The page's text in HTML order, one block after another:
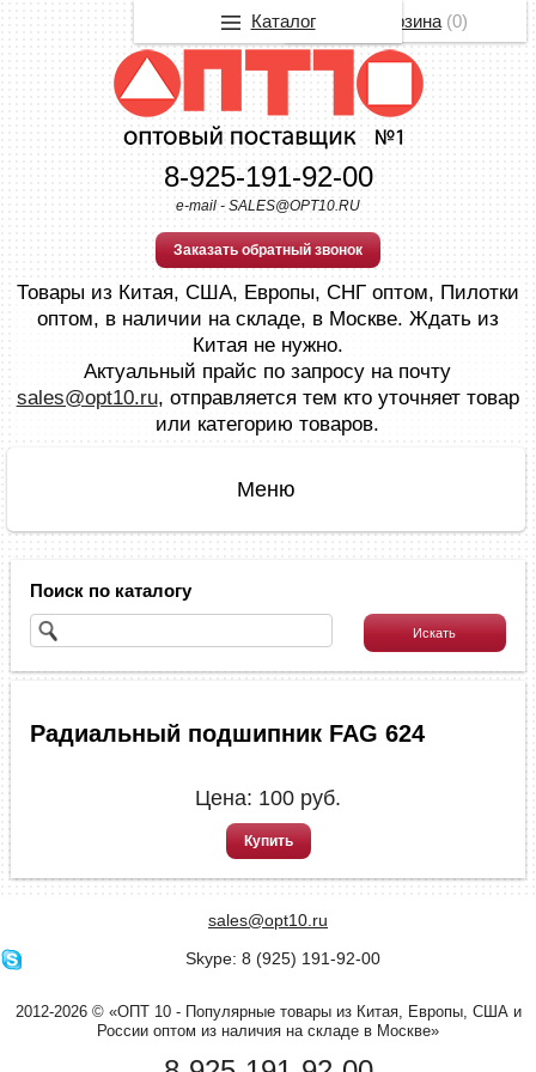
8-925-191-92-00
e-mail - SALES@OPT10.RU
Заказать обратный звонок
Товары из Китая, США, Европы, СНГ оптом, Пилотки
оптом, в наличии на складе, в Москве. Ждать из
Китая не нужно.
Актуальный прайс по запросу на почту
sales@opt10.ru, отправляется тем кто уточняет товар
или категорию товаров.
Поиск по каталогу
Радиальный подшипник FAG 624
Цена: 100 руб.
Купить
sales@opt10.ru
Skype: 8 (925) 191-92-00
2012-2026 © «ОПТ 10 - Популярные товары из Китая, Европы, США и
России оптом из наличия на складе в Москве»
Корзина(0)
Каталог